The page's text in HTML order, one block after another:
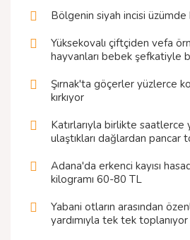
Bölgenin siyah incisi üzümde
Yüksekovalı çiftçiden vefa
hayvanları bebek şefkatiyle
Şırnak'ta göçerler yüzlerce
kırkıyor
Katırlarıyla birlikte
ulaştıkları dağlardan pancar
Adana'da erkenci kayısı
kilogramı 60-80 TL
Yabani otların arasından
yardımıyla tek tek toplanıyor